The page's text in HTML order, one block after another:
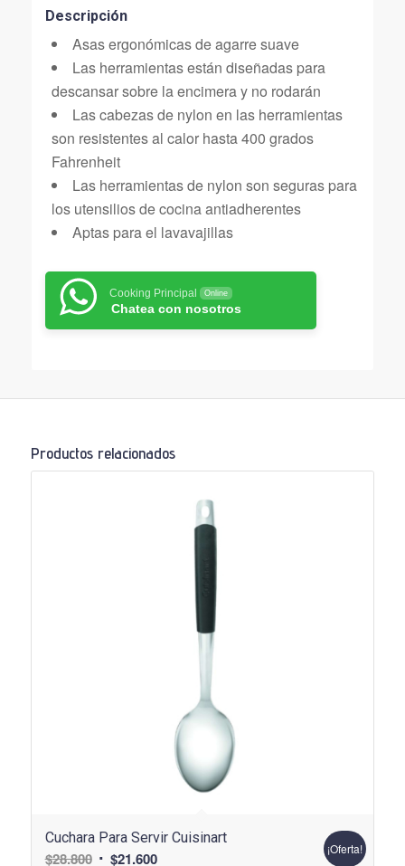
Descripción
Asas ergonómicas de agarre suave
Las herramientas están diseñadas para
descansar sobre la encimera y no rodarán
Las cabezas de nylon en las herramientas
son resistentes al calor hasta 400 grados
Fahrenheit
Las herramientas de nylon son seguras para
los utensilios de cocina antiadherentes
Aptas para el lavavajillas
Cooking Principal Online
Chatea con nosotros
Productos relacionados
Cuchara Para Servir Cuisinart
$28.800 El $21.600El ¡Oferta!